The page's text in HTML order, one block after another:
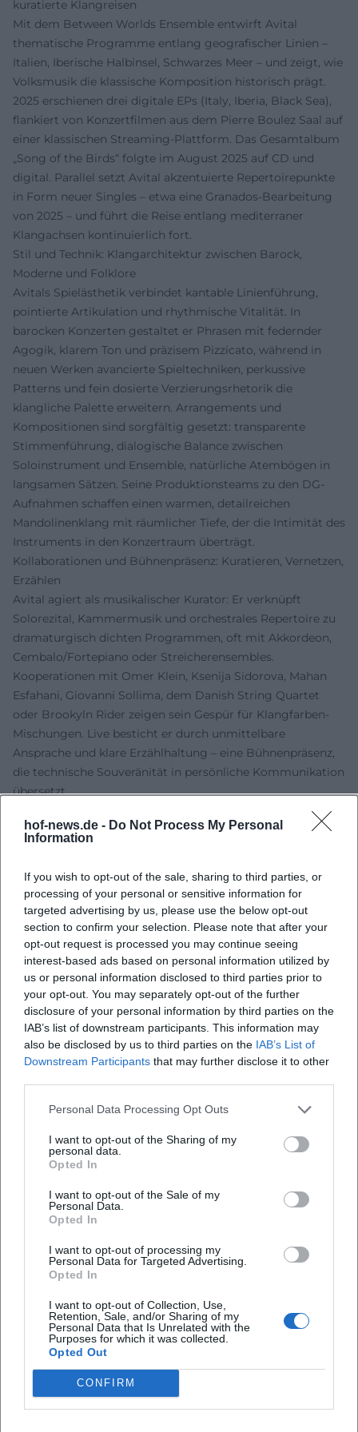
hof-news.de - Do Not Process My Personal
Information
If you wish to opt-out of the sale, sharing to third parties, or
processing of your personal or sensitive information for
targeted advertising by us, please use the below opt-out
section to confirm your selection. Please note that after your
opt-out request is processed you may continue seeing
interest-based ads based on personal information utilized by
us or personal information disclosed to third parties prior to
your opt-out. You may separately opt-out of the further
disclosure of your personal information by third parties on the
IAB’s list of downstream participants. This information may
also be disclosed by us to third parties on the IAB’s List of
Downstream Participants that may further disclose it to other
Personal Data Processing Opt Outs
I want to opt-out of the Sharing of my
personal data.
Opted In
I want to opt-out of the Sale of my
Personal Data.
Opted In
I want to opt-out of processing my
Personal Data for Targeted Advertising.
Opted In
I want to opt-out of Collection, Use,
Retention, Sale, and/or Sharing of my
Personal Data that Is Unrelated with the
Purposes for which it was collected.
Opted Out
CONFIRM
kuratierte Klangreisen
Mit dem Between Worlds Ensemble entwirft Avital
thematische Programme entlang geografischer Linien –
Italien, Iberische Halbinsel, Schwarzes Meer – und zeigt, wie
Volksmusik die klassische Komposition historisch prägt.
2025 erschienen drei digitale EPs (Italy, Iberia, Black Sea),
flankiert von Konzertfilmen aus dem Pierre Boulez Saal auf
einer klassischen Streaming-Plattform. Das Gesamtalbum
„Song of the Birds“ folgte im August 2025 auf CD und
digital. Parallel setzt Avital akzentuierte Repertoirepunkte
in Form neuer Singles – etwa eine Granados-Bearbeitung
von 2025 – und führt die Reise entlang mediterraner
Klangachsen kontinuierlich fort.
Stil und Technik: Klangarchitektur zwischen Barock,
Moderne und Folklore
Avitals Spielästhetik verbindet kantable Linienführung,
pointierte Artikulation und rhythmische Vitalität. In
barocken Konzerten gestaltet er Phrasen mit federnder
Agogik, klarem Ton und präzisem Pizzicato, während in
neuen Werken avancierte Spieltechniken, perkussive
Patterns und fein dosierte Verzierungsrhetorik die
klangliche Palette erweitern. Arrangements und
Kompositionen sind sorgfältig gesetzt: transparente
Stimmenführung, dialogische Balance zwischen
Soloinstrument und Ensemble, natürliche Atembögen in
langsamen Sätzen. Seine Produktionsteams zu den DG-
Aufnahmen schaffen einen warmen, detailreichen
Mandolinenklang mit räumlicher Tiefe, der die Intimität des
Instruments in den Konzertraum überträgt.
Kollaborationen und Bühnenpräsenz: Kuratieren, Vernetzen,
Erzählen
Avital agiert als musikalischer Kurator: Er verknüpft
Solorezital, Kammermusik und orchestrales Repertoire zu
dramaturgisch dichten Programmen, oft mit Akkordeon,
Cembalo/Fortepiano oder Streicherensembles.
Kooperationen mit Omer Klein, Ksenija Sidorova, Mahan
Esfahani, Giovanni Sollima, dem Danish String Quartet
oder Brookyln Rider zeigen sein Gespür für Klangfarben-
Mischungen. Live besticht er durch unmittelbare
Ansprache und klare Erzählhaltung – eine Bühnenpräsenz,
die technische Souveränität in persönliche Kommunikation
übersetzt.
Kultureller Einfluss: Renaissance eines vermeintlichen
Randinstruments
Er erweitert einerseits die Diskographie mit
Referenzaufnahmen, andererseits das lebendige Repertoire
über Kompositionsaufträge. Presse-Resonanzen – von New
York Times bis Gramophone – beschreiben seine Virtuosität
und künstlerische Integrität, während Preise und
Nominierungen seinen Status als Referenzkünstler
festigen. Mit Between Worlds zeigt er zudem, wie
regionale Traditionen – etwa Süditalien, Andalusien oder
georgische Volksmusik – in zeitgenössischer
Konzertdramaturgie künstlerisch fruchtbar gemacht
Die internationale Fachpresse bescheinigt Avital eine
außergewöhnliche Kombination aus Eleganz, Energie und
Geschmackssicherheit. Auszeichnungen wie der Opus
Klassik 2024 für „Concertos“ und die historische GRAMMY-
Nominierung 2010 verankern seine Autorität. Reviews zu
„Song of the Birds“ betonen die dichte Klangdramaturgie
Album, das Brücken zwischen Tradition und Gegenwart
schlägt und Avitals Rolle als Grenzgänger und
Stimmen der Fans
Die Reaktionen der Fans zeigen deutlich: Avi Avital
begeistert Menschen weltweit. Auf Instagram schwärmt
ein Hörer: „Diese Mandoline klingt wie eine ganze Welt –
Gänsehaut!“ Auf YouTube liest man: „Einer der